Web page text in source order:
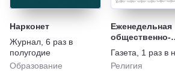
Нарконет
Журнал 6 раз в
полугодие
Образование
Еженедельная
общественно-
православная
"Фавор"
Газета
1 раз в
Религия